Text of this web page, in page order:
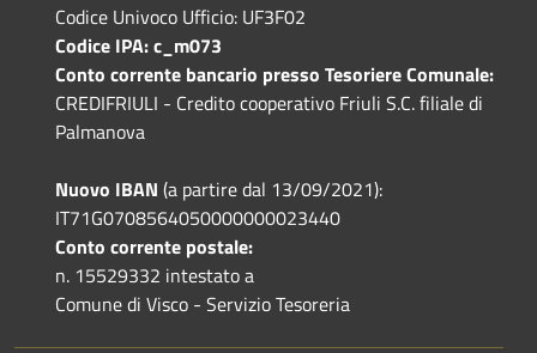
Codice Univoco Ufficio: UF3F02
Codice IPA: c_m073
Conto corrente bancario presso Tesoriere Comunale:
CREDIFRIULI - Credito cooperativo Friuli S.C. filiale di
Palmanova
Nuovo IBAN (a partire dal 13/09/2021):
IT71G0708564050000000023440
Conto corrente postale:
n. 15529332 intestato a
Comune di Visco - Servizio Tesoreria